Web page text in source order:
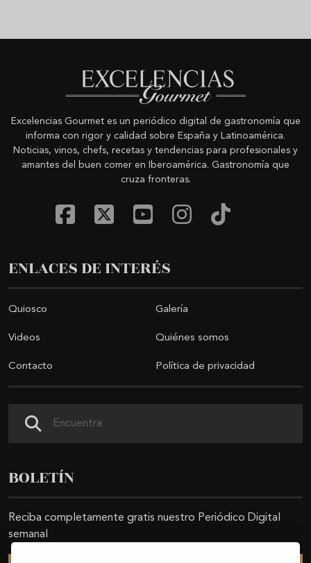
Excelencias Gourmet es un periódico digital de gastronomía que
informa con rigor y calidad sobre España y Latinoamérica.
Noticias, vinos, chefs, recetas y tendencias para profesionales y
amantes del buen comer en Iberoamérica. Gastronomía que
cruza fronteras.
ENLACES DE INTERÉS
Quiosco Galería
Videos Quiénes somos
Contacto Política de privacidad
BOLETÍN
Reciba completamente gratis nuestro Periódico Digital
semanal